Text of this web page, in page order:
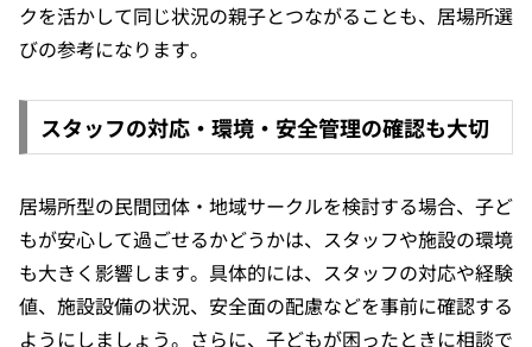
クを活かして同じ状況の親子とつながることも、居場所選
びの参考になります。
スタッフの対応・環境・安全管理の確認も大切
居場所型の民間団体・地域サークルを検討する場合、子ど
もが安心して過ごせるかどうかは、スタッフや施設の環境
も大きく影響します。具体的には、スタッフの対応や経験
値、施設設備の状況、安全面の配慮などを事前に確認する
ようにしましょう。さらに、子どもが困ったときに相談で